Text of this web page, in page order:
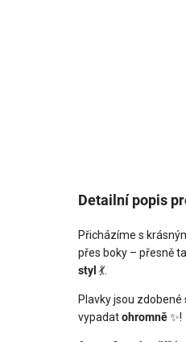
Detailní popis
Přicházíme s
přes boky – přesně
styl 💃.
Plavky jsou zdobené
vypadatohromně✨!